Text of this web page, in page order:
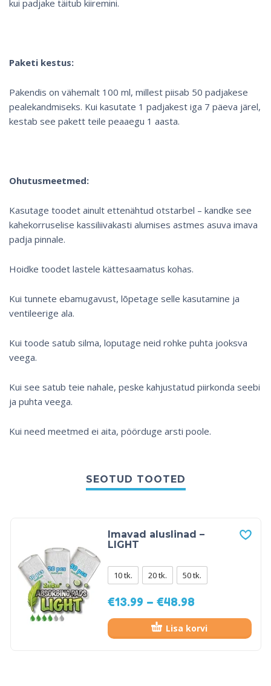
kui padjake täitub kiiremini.
Paketi kestus:
Pakendis on vähemalt 100 ml, millest piisab 50 padjakese
pealekandmiseks. Kui kasutate 1 padjakest iga 7 päeva järel,
kestab see pakett teile peaaegu 1 aasta.
Ohutusmeetmed:
Kasutage toodet ainult ettenähtud otstarbel – kandke see
kahekorruselise kassiliivakasti alumises astmes asuva imava
padja pinnale.
Hoidke toodet lastele kättesaamatus kohas.
Kui tunnete ebamugavust, lõpetage selle kasutamine ja
ventileerige ala.
Kui toode satub silma, loputage neid rohke puhta jooksva
veega.
Kui see satub teie nahale, peske kahjustatud piirkonda seebi
ja puhta veega.
Kui need meetmed ei aita, pöörduge arsti poole.
SEOTUD TOOTED
Imavad aluslinad –
LIGHT
10 tk. 20 tk. 50 tk.
€13.99 – €48.98
Lisa korvi